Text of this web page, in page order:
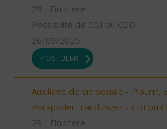
29 - Finistère
Possibilité de CDI ou CDD
26/09/2025
POSTULER
Auxiliaire de vie sociale - Plourin,
Porspoder, Landunvez - CDI ou
29 - Finistère